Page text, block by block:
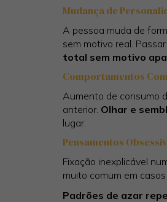
Mudança de
A pessoa muda de
sem motivo real.
total sem motivo
Comportamentos
Aumento de consumo
anterior. Olhar e
lugar.
Pensamentos
Fixação inexplicável
muito comum em
Padrões de azar